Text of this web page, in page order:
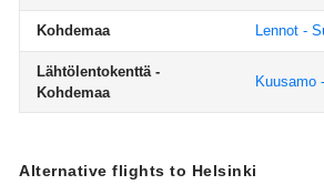
Kohdemaa Lennot -
Lähtölentokenttä -
Kohdemaa
Kuusamo
Alternative flights to Helsinki